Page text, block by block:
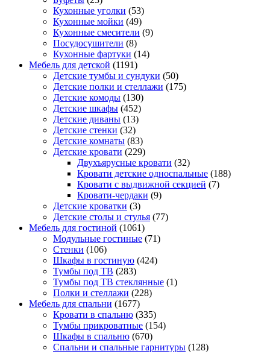
Кухонные уголки (53)
Кухонные мойки (49)
Кухонные смесители (9)
Посудосушители (8)
Кухонные фартуки (14)
Мебель для детской (1191)
Детские тумбы и сундуки (50)
Детские полки и стеллажи (175)
Детские комоды (130)
Детские шкафы (452)
Детские диваны (13)
Детские стенки (32)
Детские комнаты (83)
Детские кровати (229)
Двухъярусные кровати (32)
Кровати детские односпальные (188)
Кровати с выдвижной секцией (7)
Кровати-чердаки (9)
Детские кроватки (3)
Детские столы и стулья (77)
Мебель для гостиной (1061)
Модульные гостиные (71)
Стенки (106)
Шкафы в гостиную (424)
Тумбы под ТВ (283)
Тумбы под ТВ стеклянные (1)
Полки и стеллажи (228)
Мебель для спальни (1677)
Кровати в спальню (335)
Тумбы прикроватные (154)
Шкафы в спальню (670)
Спальни и спальные гарнитуры (128)